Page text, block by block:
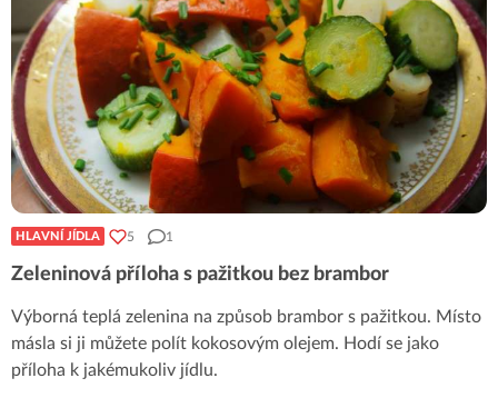
HLAVNÍ JÍDLA 5 1
Zeleninová příloha s pažitkou bez brambor
Výborná teplá zelenina na způsob brambor s pažitkou. Místo
másla si ji můžete polít kokosovým olejem. Hodí se jako
příloha k jakémukoliv jídlu.